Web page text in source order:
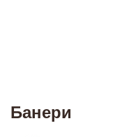
Банери